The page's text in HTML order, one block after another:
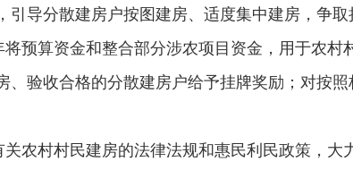
导分散建房户按图建房、适度集中建房，争取
预算资金和整合部分涉农项目资金，用于农村
、验收合格的分散建房户给予挂牌奖励；对按
农村村民建房的法律法规和惠民利民政策，大